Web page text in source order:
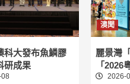
科大發布魚鱗膠
研成果
澳聞
麗景灣
「2026
2026-